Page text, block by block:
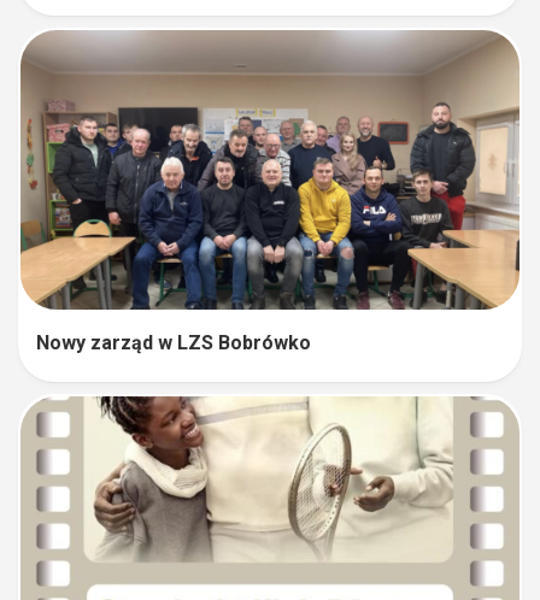
Nowy zarząd w LZS Bobrówko